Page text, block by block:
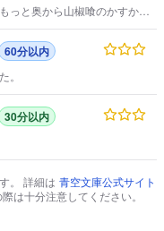
60分以内
。
30分以内
。 詳細は 青空文庫公式サイト
は十分注意してください。